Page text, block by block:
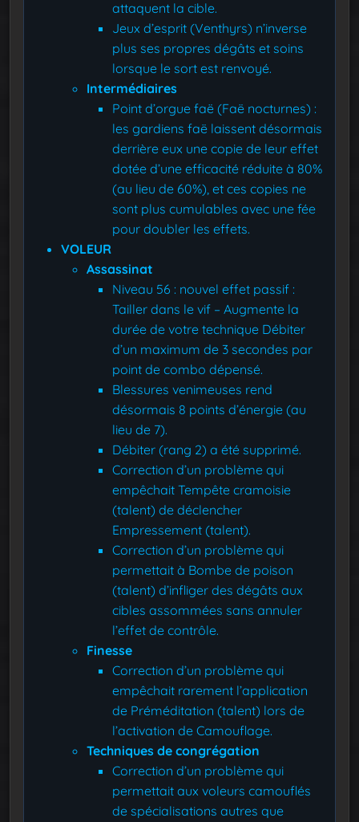
attaquent la cible.
Jeux d’esprit (Venthyrs) n’inverse
plus ses propres dégâts et soins
lorsque le sort est renvoyé.
Intermédiaires
Point d’orgue faë (Faë nocturnes) :
les gardiens faë laissent désormais
derrière eux une copie de leur effet
dotée d’une efficacité réduite à 80%
(au lieu de 60%), et ces copies ne
sont plus cumulables avec une fée
pour doubler les effets.
VOLEUR
Assassinat
Niveau 56 : nouvel effet passif :
Tailler dans le vif – Augmente la
durée de votre technique Débiter
d’un maximum de 3 secondes par
point de combo dépensé.
Blessures venimeuses rend
désormais 8 points d’énergie (au
lieu de 7).
Débiter (rang 2) a été supprimé.
Correction d’un problème qui
empêchait Tempête cramoisie
(talent) de déclencher
Empressement (talent).
Correction d’un problème qui
permettait à Bombe de poison
(talent) d’infliger des dégâts aux
cibles assommées sans annuler
l’effet de contrôle.
Finesse
Correction d’un problème qui
empêchait rarement l’application
de Préméditation (talent) lors de
l’activation de Camouflage.
Techniques de congrégation
Correction d’un problème qui
permettait aux voleurs camouflés
de spécialisations autres que